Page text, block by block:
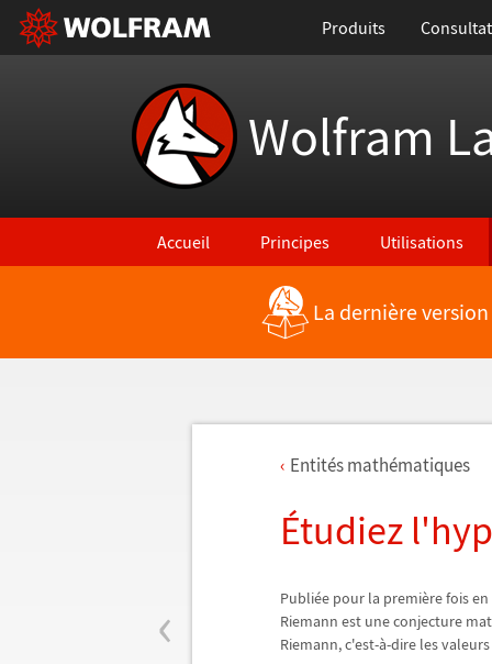
Produits
Wolfram
Accueil Principes Utilisations
La dernière
‹
Entités mathématiques
Étudiez
Publiée pour la première fois
Riemann est une conjecture
Riemann, c'est-à-dire les